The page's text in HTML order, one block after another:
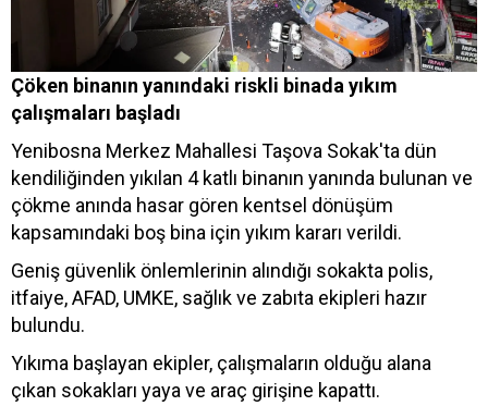
Çöken binanın yanındaki riskli binada yıkım
çalışmaları başladı
Yenibosna Merkez Mahallesi Taşova Sokak'ta dün
kendiliğinden yıkılan 4 katlı binanın yanında bulunan ve
çökme anında hasar gören kentsel dönüşüm
kapsamındaki boş bina için yıkım kararı verildi.
Geniş güvenlik önlemlerinin alındığı sokakta polis,
itfaiye, AFAD, UMKE, sağlık ve zabıta ekipleri hazır
bulundu.
Yıkıma başlayan ekipler, çalışmaların olduğu alana
çıkan sokakları yaya ve araç girişine kapattı.